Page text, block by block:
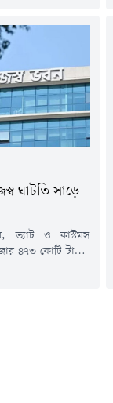
স্বর্ণের দাম দুই লাখ
করেছে সংগঠনটি।
বিজ্ঞপ্তিতে এ তথ্য
আজ সকাল...
ঘাটতি সাড়ে
ভ্যাট ও কাস্টমস
৪৭৩ কোটি টাকার